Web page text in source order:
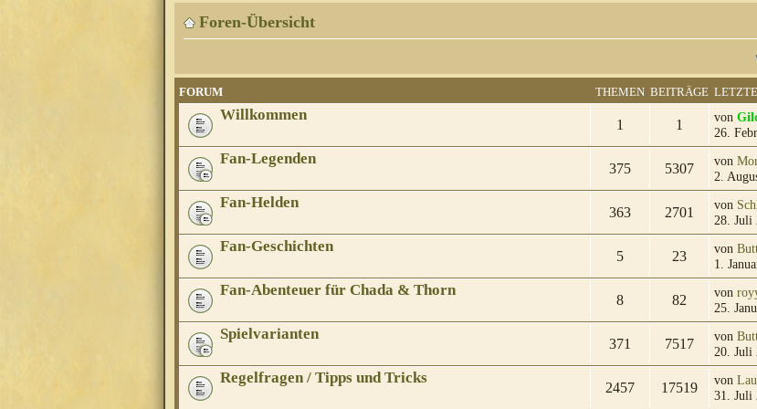
Foren-Übersicht
FORUM THEMEN BEITRÄGE
Willkommen
1 1 von
26.
Fan-Legenden
375 5307 von
2.
Fan-Helden
363 2701 von
28. Juli
Fan-Geschichten
5 23 von
1.
Fan-Abenteuer für Chada & Thorn
8 82 von
25.
Spielvarianten
371 7517 von
20. Juli
Regelfragen / Tipps und Tricks
2457 17519 von
31. Juli